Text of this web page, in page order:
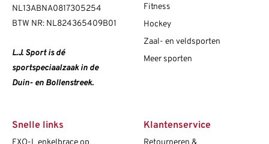
NL13ABNA0817305254
BTW NR: NL824365409B01
L.J. Sport is dé
sportspeciaalzaak in de
Duin- en Bollenstreek.
Fitness
Hockey
Zaal- en veldsporten
Meer sporten
Snelle links Klantenservice